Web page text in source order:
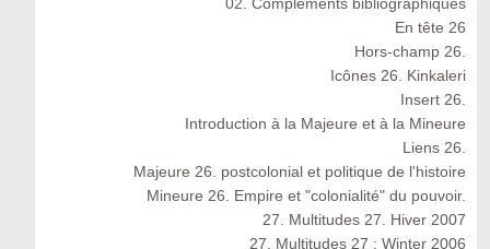
En tête 26
Hors-champ 26.
Icônes 26. Kinkaleri
Insert 26.
Introduction à la Majeure et à la Mineure
Liens 26.
Majeure 26. postcolonial et politique de l'histoire
Mineure 26. Empire et "colonialité" du pouvoir.
27. Multitudes 27. Hiver 2007
27. Multitudes 27 : Winter 2006